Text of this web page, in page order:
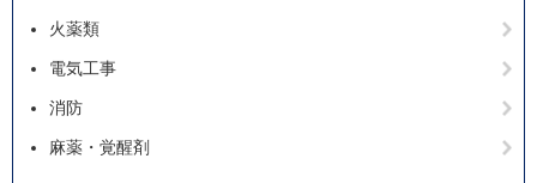
火薬類
電気工事
消防
麻薬・覚醒剤